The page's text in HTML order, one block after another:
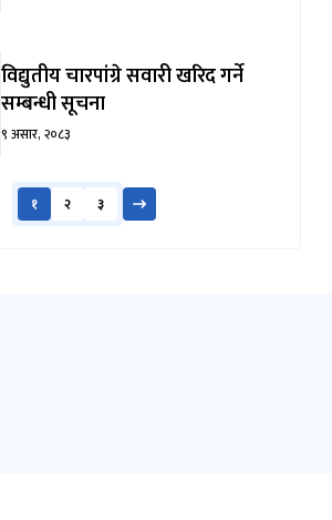
विद्युतीय चारपांग्रे सवारी खरिद गर्ने
सम्बन्धी सूचना
९ असार, २०८३
१ २ ३